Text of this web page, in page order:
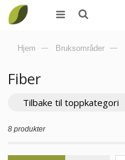
Hjem — Bruksområder —
Fiber
Tilbake til toppkategori
8 produkter